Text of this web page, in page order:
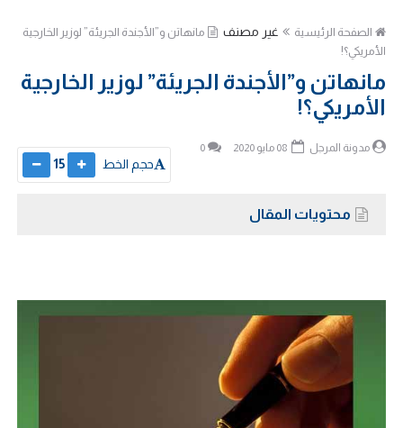
الصفحة الرئيسية غير مصنف
مانهاتن و”الأجندة الجريئة” لوزير الخارجية
الأمريكي؟!
مانهاتن و”الأجندة الجريئة” لوزير الخارجية
الأمريكي؟!
مدونة المرجل 0
حجم الخط 15
محتويات المقال